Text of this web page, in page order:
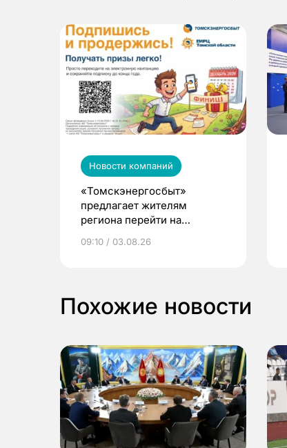
Новости компаний
«Томскэнергосбыт»
предлагает жителям
региона перейти на
выиграть призы
09:10 / 03.08.26
Похожие новости